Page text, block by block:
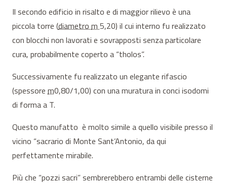
Il secondo edificio in risalto e di maggior rilievo è una
piccola torre (diametrom5,20) il cui interno fu realizzato
con blocchi non lavorati e sovrapposti senza particolare
cura, probabilmente coperto a “tholos”.
Successivamente fu realizzato un elegante rifascio
(spessore m0,80/1,00) con una muratura in conci isodomi
di forma a T.
Questo manufatto è molto simile a quello visibile presso il
vicino “sacrario di Monte Sant’Antonio, da qui
perfettamente mirabile.
Più che “pozzi sacri” sembrerebbero entrambi delle cisterne